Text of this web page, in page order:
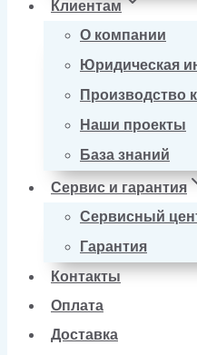
Клиентам
О компании
Юридическая
Производство
Наши проекты
База знаний
Сервис и гарантия
Сервисный
Гарантия
Контакты
Оплата
Доставка